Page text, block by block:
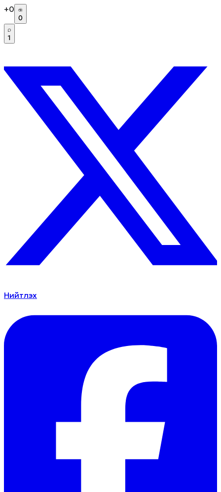
+0
0
1
Нийтлэх